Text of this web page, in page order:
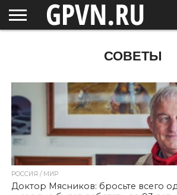
СОВЕТЫ
РОССИЯ / МИР
Доктор Мясников: бросьте всего